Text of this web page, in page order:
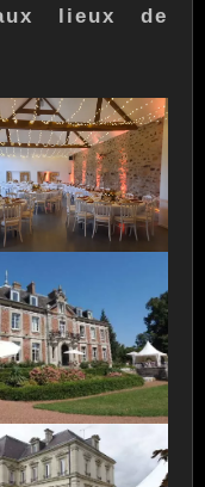
lieux de